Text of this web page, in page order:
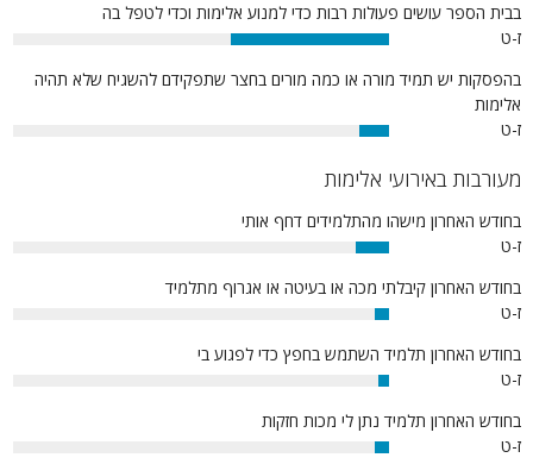
בבית הספר עושים פעולות רבות כדי למנוע אלימות וכדי לטפל בה
ז-ט
42%
בהפסקות יש תמיד מורה או כמה מורים בחצר שתפקידם להשגיח שלא תהיה
אלימות
ז-ט
8%
מעורבות באירועי אלימות
בחודש האחרון מישהו מהתלמידים דחף אותי
ז-ט
9%
בחודש האחרון קיבלתי מכה או בעיטה או אגרוף מתלמיד
ז-ט
4%
בחודש האחרון תלמיד השתמש בחפץ כדי לפגוע בי
ז-ט
3%
בחודש האחרון תלמיד נתן לי מכות חזקות
ז-ט
4%